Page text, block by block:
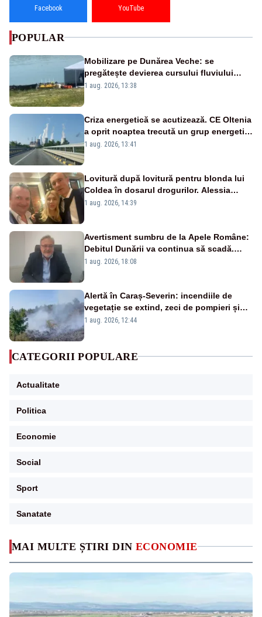
MAI MULTE ȘTIRI DIN ECONOMIE
Facebook YouTube
POPULAR
Mobilizare pe Dunărea Veche: se
pregătește devierea cursului fluviului
către Cernavodă – VIDEO
1 aug. 2026, 13:38
Criza energetică se acutizează. CE Oltenia
a oprit noaptea trecută un grup energetic
de la Rovinari
1 aug. 2026, 13:41
Lovitură după lovitură pentru blonda lui
Coldea în dosarul drogurilor. Alessia
Păcuraru explică decizia magistraților
1 aug. 2026, 14:39
Avertisment sumbru de la Apele Române:
Debitul Dunării va continua să scadă.
Cernavodă s-ar putea închide în 4 zile
1 aug. 2026, 18:08
Alertă în Caraș-Severin: incendiile de
vegetație se extind, zeci de pompieri și
silvicultori se luptă cu flăcările - VIDEO
1 aug. 2026, 12:44
CATEGORII POPULARE
Actualitate
Politica
Economie
Social
Sport
Sanatate